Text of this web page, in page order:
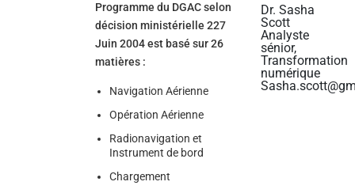
Programme du DGAC selon
décision ministérielle 227
Juin 2004 est basé sur 26
matières :
Navigation Aérienne
Opération Aérienne
Radionavigation et
Instrument de bord
Chargement
Dr. Sasha
Scott
Analyste
sénior,
Transformation
numérique